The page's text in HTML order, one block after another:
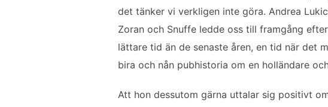
e
o
o
k
t
e
r
i
k
d
I
n
a
det tänker vi verkligen inte göra. Andrea
Zoran och Snuffe ledde oss till framgång
lättare tid än de senaste åren, en tid när det
bira och nån pubhistoria om en holländare
Att hon dessutom gärna uttalar sig positivt